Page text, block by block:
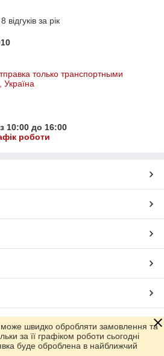
за рік
только транспортными
10:00 до 16:00
роботи
Prom.ua
швидко обробляти замовлення та
за її графіком роботи сьогодні
буде оброблена в найближчий